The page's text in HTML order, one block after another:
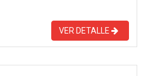
VER DETALLE